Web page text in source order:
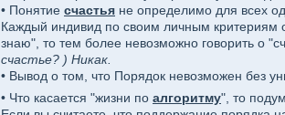
• Понятие счастья не определимо для всех
Каждый индивид по своим личным критериям
знаю", то тем более невозможно говорить о
счастье? ) Никак.
• Вывод о том, что Порядок невозможен без
• Что касается "жизни по алгоритму", то